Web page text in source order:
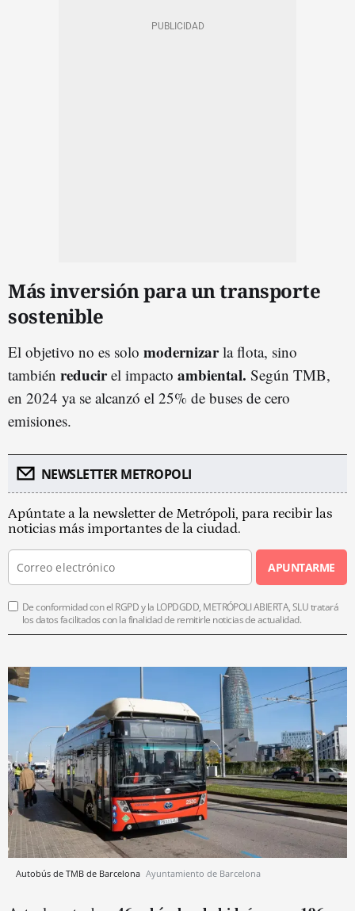
Más inversión para un transporte
sostenible
El objetivo no es solo modernizarla flota, sino
también reducirel impacto ambiental. Según TMB,
en 2024 ya se alcanzó el 25% de buses de cero
emisiones.
NEWSLETTER METROPOLI
Apúntate a la newsletter de Metrópoli, para recibir las
noticias más importantes de la ciudad.
APUNTARME
De conformidad con el RGPD y la LOPDGDD, METRÓPOLI ABIERTA, SLU tratará
los datos facilitados con la finalidad de remitirle noticias de actualidad.
Autobús de TMB de Barcelona Ayuntamiento de Barcelona